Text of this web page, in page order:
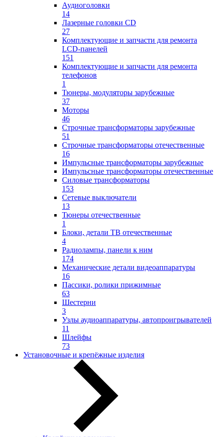
Аудиоголовки
14
Лазерные головки CD
27
Комплектующие и запчасти для ремонта
LCD-панелей
151
Комплектующие и запчасти для ремонта
телефонов
1
Тюнеры, модуляторы зарубежные
37
Моторы
46
Строчные трансформаторы зарубежные
51
Строчные трансформаторы отечественные
16
Импульсные трансформаторы зарубежные
Импульсные трансформаторы отечественные
Силовые трансформаторы
153
Сетевые выключатели
13
Тюнеры отечественные
1
Блоки, детали ТВ отечественные
4
Радиолампы, панели к ним
174
Механические детали видеоаппаратуры
16
Пассики, ролики прижимные
63
Шестерни
3
Узлы аудиоаппаратуры, автопроигрывателей
11
Шлейфы
73
Установочные и крепёжные изделия